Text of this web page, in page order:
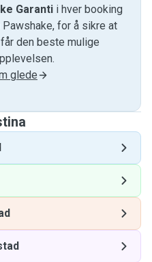
Garantii hver booking
for å sikre at
den beste mulige
glede